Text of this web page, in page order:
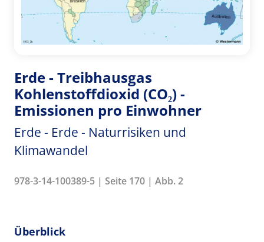
Erde - Treibhausgas
Kohlenstoffdioxid (CO₂) -
Emissionen pro Einwohner
Erde - Erde - Naturrisiken und
Klimawandel
978-3-14-100389-5 | Seite 170 | Abb. 2
Überblick